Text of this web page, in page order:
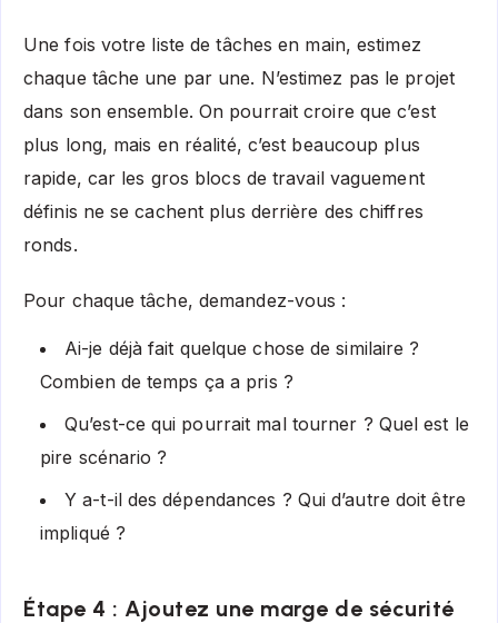
Une fois votre liste de tâches en main, estimez
chaque tâche une par une. N’estimez pas le projet
dans son ensemble. On pourrait croire que c’est
plus long, mais en réalité, c’est beaucoup plus
rapide, car les gros blocs de travail vaguement
définis ne se cachent plus derrière des chiffres
ronds.
Pour chaque tâche, demandez-vous :
Ai-je déjà fait quelque chose de similaire ?
Combien de temps ça a pris ?
Qu’est-ce qui pourrait mal tourner ? Quel est le
pire scénario ?
Y a-t-il des dépendances ? Qui d’autre doit être
impliqué ?
Étape 4 : Ajoutez une marge de sécurité